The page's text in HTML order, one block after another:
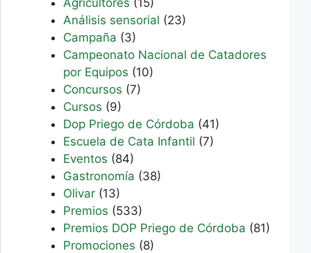
Análisis sensorial (23)
Campaña (3)
Campeonato Nacional de Catadores
por Equipos (10)
Concursos (7)
Cursos (9)
Dop Priego de Córdoba (41)
Escuela de Cata Infantil (7)
Eventos (84)
Gastronomía (38)
Olivar (13)
Premios (533)
Premios DOP Priego de Córdoba (81)
Promociones (8)